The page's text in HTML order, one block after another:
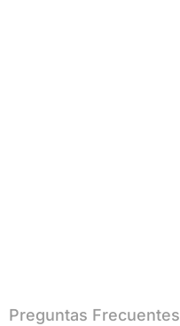
Preguntas Frecuentes